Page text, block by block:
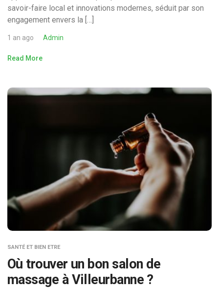
savoir-faire local et innovations modernes, séduit par son
engagement envers la […]
1 an ago Admin
Read More
SANTÉ ET BIEN ETRE
Où trouver un bon salon de
massage à Villeurbanne ?